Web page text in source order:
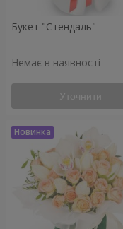
Букет "Стендаль"
Немає в наявності
Уточнити